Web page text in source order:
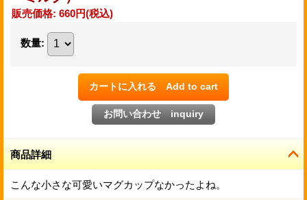
販売価格: 660円(税込)
数量:
商品詳細
こんな小さな可愛いマグカップなかったよね。